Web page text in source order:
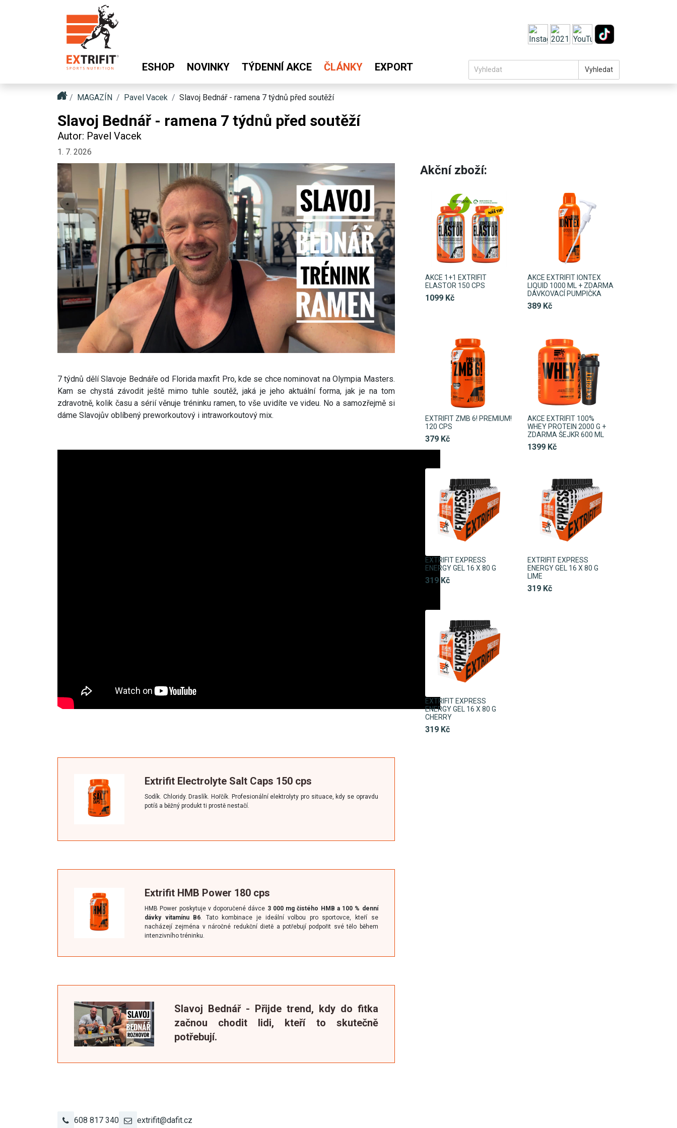
ESHOP NOVINKY TÝDENNÍ AKCE ČLÁNKY EXPORT Vyhledat
MAGAZÍN Pavel Vacek Slavoj Bednář - ramena 7 týdnů před soutěží
Slavoj Bednář - ramena 7 týdnů před soutěží
Autor: Pavel Vacek
1. 7. 2026
7 týdnů dělí Slavoje Bednáře od Florida maxfit Pro, kde se chce nominovat na Olympia Masters.
Kam se chystá závodit ještě mimo tuhle soutěž, jaká je jeho aktuální forma, jak je na tom
zdravotně, kolik času a sérií věnuje tréninku ramen, to vše uvidíte ve videu. No a samozřejmě si
dáme Slavojův oblíbený preworkoutový i intraworkoutový mix.
Extrifit Electrolyte Salt Caps 150 cps
Sodík. Chloridy. Draslík. Hořčík. Profesionální elektrolyty pro situace, kdy se opravdu
potíš a běžný produkt ti prostě nestačí.
Extrifit HMB Power 180 cps
HMB Power poskytuje v doporučené dávce 3 000 mg čistého HMB a 100 % denní
dávky vitamínu B6 . Tato kombinace je ideální volbou pro sportovce, kteří se
nacházejí zejména v náročné redukční dietě a potřebují podpořit své tělo během
intenzivního tréninku.
Slavoj Bednář - Přijde trend, kdy do fitka
začnou chodit lidi, kteří to skutečně
potřebují.
Akční zboží:
AKCE 1+1 EXTRIFIT
ELASTOR 150 CPS
1099 Kč
AKCE EXTRIFIT IONTEX
LIQUID 1000 ML + ZDARMA
DÁVKOVACÍ PUMPIČKA
389 Kč
EXTRIFIT ZMB 6! PREMIUM!
120 CPS
379 Kč
AKCE EXTRIFIT 100%
WHEY PROTEIN 2000 G +
ZDARMA ŠEJKR 600 ML
1399 Kč
EXTRIFIT EXPRESS
ENERGY GEL 16 X 80 G
319 Kč
EXTRIFIT EXPRESS
ENERGY GEL 16 X 80 G
LIME
319 Kč
EXTRIFIT EXPRESS
ENERGY GEL 16 X 80 G
CHERRY
319 Kč
608 817 340 extrifit@dafit.cz